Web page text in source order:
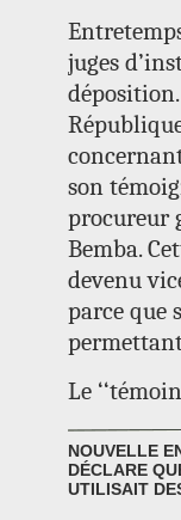
juges
son
procureur
Bemba.
devenu
parce que
Le
NOUVELLE
DÉCLARE
UTILISAIT